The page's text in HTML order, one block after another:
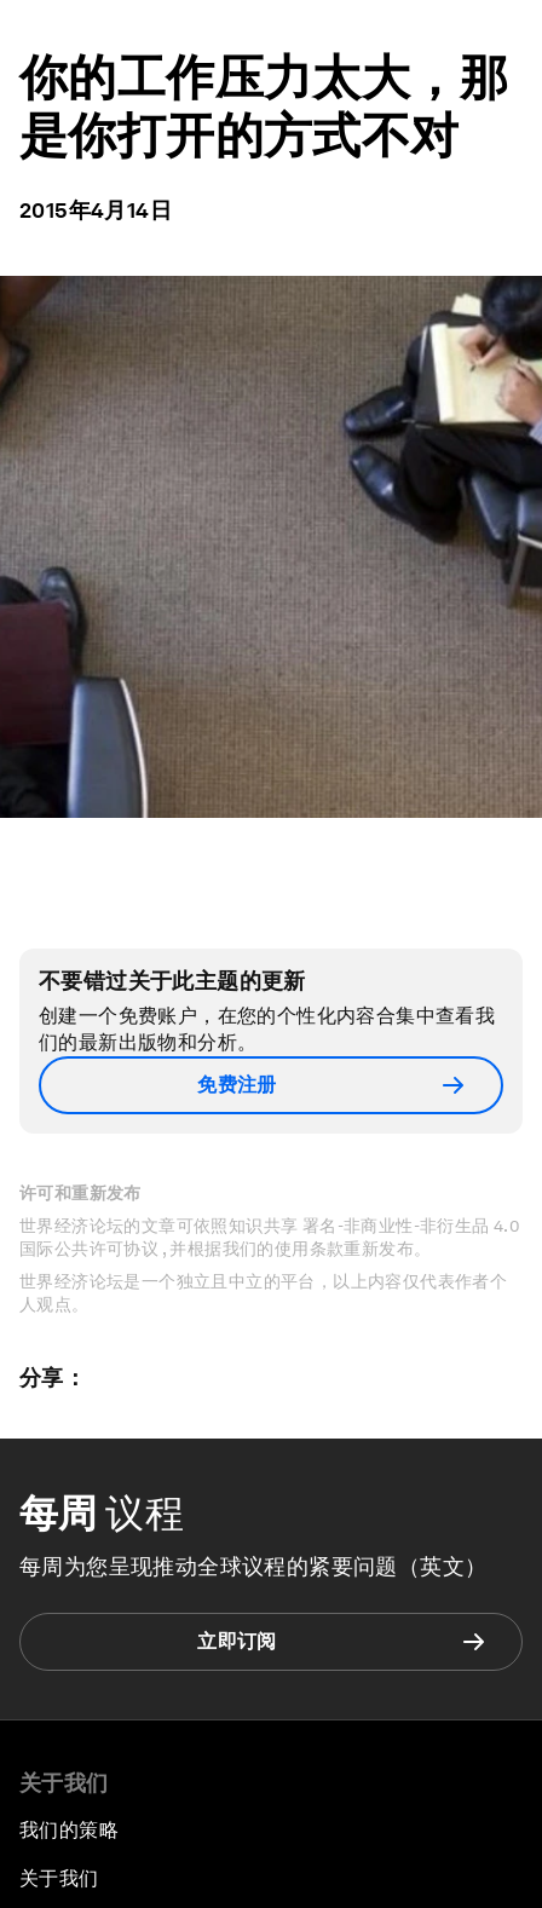
你的工作压力太大，那
是你打开的方式不对
2015年4月14日
不要错过关于此主题的更新
创建一个免费账户，在您的个性化内容合集中查看我
们的最新出版物和分析。
免费注册
许可和重新发布
世界经济论坛的文章可依照知识共享 署名-非商业性-非衍生品 4.0
国际公共许可协议 , 并根据我们的使用条款重新发布。
世界经济论坛是一个独立且中立的平台，以上内容仅代表作者个
人观点。
分享：
每周 议程
每周为您呈现推动全球议程的紧要问题（英文）
立即订阅
关于我们
我们的策略
关于我们